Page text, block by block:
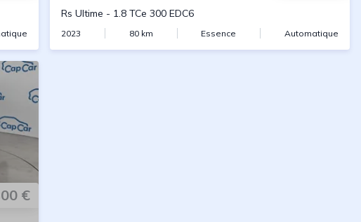
Rs Ultime - 1.8 TCe 300 EDC6
2023 80km Essence Automatique
€